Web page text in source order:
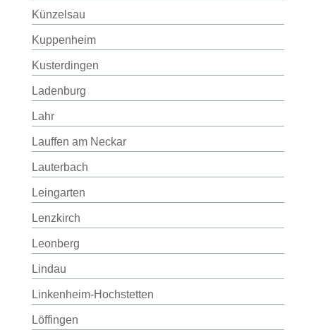
Künzelsau
Kuppenheim
Kusterdingen
Ladenburg
Lahr
Lauffen am Neckar
Lauterbach
Leingarten
Lenzkirch
Leonberg
Lindau
Linkenheim-Hochstetten
Löffingen